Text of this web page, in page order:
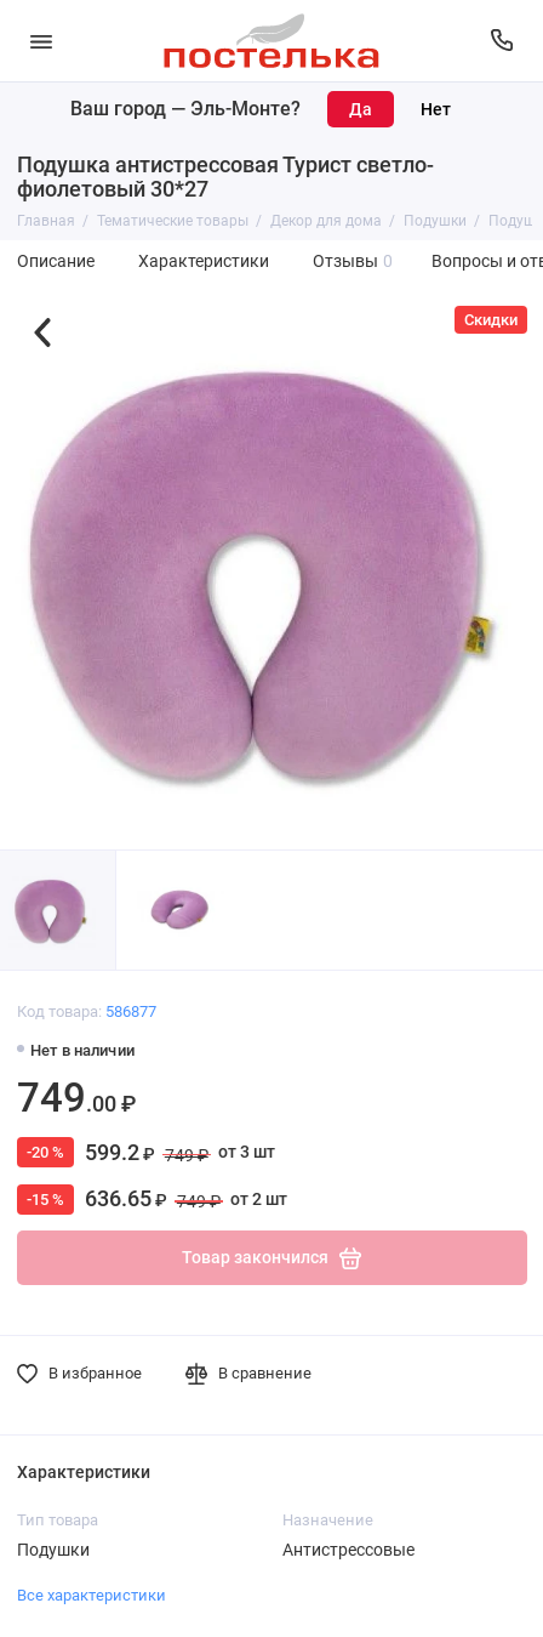
Ваш город — Эль-Монте?
Подушка антистрессовая Турист светло-
фиолетовый 30*27
Главная Тематические товары Декор для дома Подушки
Описание Характеристики Отзывы 0 Вопросы и
Скидки
Код товара: 586877
Нет в наличии
749.00 ₽
-20 % 599.2₽ 749 ₽ от 3 шт
-15 % 636.65₽ 749 ₽ от 2 шт
Товар закончился
В избранное В сравнение
Характеристики
Тип товара
Подушки
Назначение
Антистрессовые
Все характеристики